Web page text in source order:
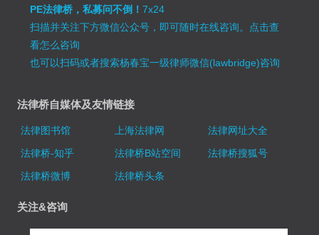
PE法律桥，私募问不倒！7x24
扫描并关注下方微信公众号，即可随时在线咨询。 点击查
看怎么咨询
也可以扫码或者搜索杨春宝一级律师微信(lawbridge)咨询
法律桥自媒体及友情链接
法律图书馆 上海法律网
法律网址大全
法律桥-知乎
法律桥B站空间
法律桥搜狐号
法律桥微博
法律桥头条
关注&咨询